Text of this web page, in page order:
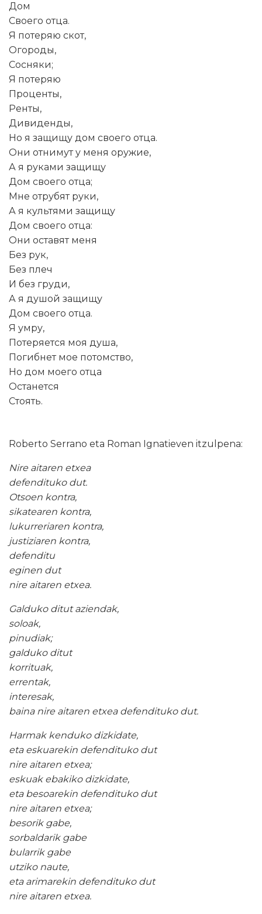
Дом
Своего отца.
Я потеряю скот,
Огороды,
Сосняки;
Я потеряю
Проценты,
Ренты,
Дивиденды,
Но я защищу дом своего отца.
Они отнимут у меня оружие,
А я руками защищу
Дом своего отца;
Мне отрубят руки,
А я культями защищу
Дом своего отца:
Они оставят меня
Без рук,
Без плеч
И без груди,
А я душой защищу
Дом своего отца.
Я умру,
Потеряется моя душа,
Погибнет мое потомство,
Но дом моего отца
Останется
Стоять.
Roberto Serrano eta Roman Ignatieven itzulpena:
Nire aitaren etxea
defendituko dut.
Otsoen kontra,
sikatearen kontra,
lukurreriaren kontra,
justiziaren kontra,
defenditu
eginen dut
nire aitaren etxea.
Galduko ditut aziendak,
soloak,
pinudiak;
galduko ditut
korrituak,
errentak,
interesak,
baina nire aitaren etxea defendituko dut.
Harmak kenduko dizkidate,
eta eskuarekin defendituko dut
nire aitaren etxea;
eskuak ebakiko dizkidate,
eta besoarekin defendituko dut
nire aitaren etxea;
besorik gabe,
sorbaldarik gabe
bularrik gabe
utziko naute,
eta arimarekin defendituko dut
nire aitaren etxea.